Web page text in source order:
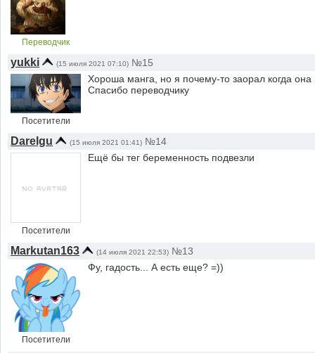
Переводчик
yukki (15 июля 2021 07:10) №15
Посетители
Хороша манга, но я почему-то заорал когда
Спасибо переводчику
Darelgu (15 июля 2021 01:41) №14
Посетители
Ещё бы тег беременность подвезли
Markutan163 (14 июля 2021 22:53) №13
Посетители
Фу, гадость... А есть еще? =))